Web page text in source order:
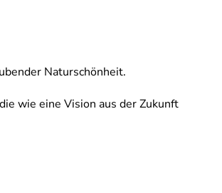
Naturschönheit.
wie eine Vision aus der Zukunft